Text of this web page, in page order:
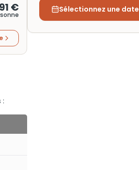
€
:
Sélectionnez une date